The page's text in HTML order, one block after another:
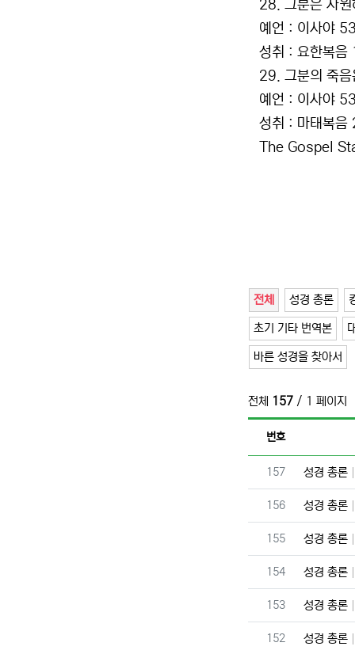
28. 그분은 자원
예언 : 이사야
성취 : 요한복
29. 그분의 죽음
예언 : 이사야
성취 : 마태복
The Gospel
전체 성경 총론
초기 기타 번역본
바른 성경을 찾아서
전체 157 / 1 페이지
번호
번호
157 성경 총론
번호
156 성경 총론
번호
155 성경 총론
번호
154 성경 총론
번호
153 성경 총론
번호
152 성경 총론